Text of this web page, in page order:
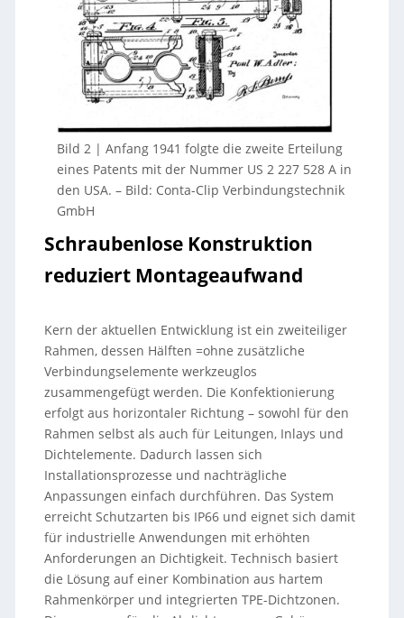
Bild 2 | Anfang 1941 folgte die zweite Erteilung
eines Patents mit der Nummer US 2 227 528 A in
den USA. – Bild: Conta-Clip Verbindungstechnik
GmbH
Schraubenlose Konstruktion
reduziert Montageaufwand
Kern der aktuellen Entwicklung ist ein zweiteiliger
Rahmen, dessen Hälften =ohne zusätzliche
Verbindungselemente werkzeuglos
zusammengefügt werden. Die Konfektionierung
erfolgt aus horizontaler Richtung – sowohl für den
Rahmen selbst als auch für Leitungen, Inlays und
Dichtelemente. Dadurch lassen sich
Installationsprozesse und nachträgliche
Anpassungen einfach durchführen. Das System
erreicht Schutzarten bis IP66 und eignet sich damit
für industrielle Anwendungen mit erhöhten
Anforderungen an Dichtigkeit. Technisch basiert
die Lösung auf einer Kombination aus hartem
Rahmenkörper und integrierten TPE-Dichtzonen.